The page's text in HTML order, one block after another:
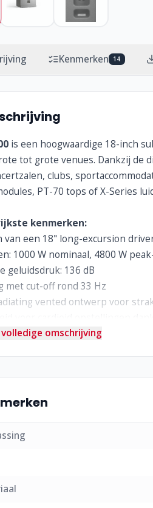
Kenmerken 14
is een hoogwaardige 18-inch
tot grote venues. Dankzij de
clubs,
PT-70 tops of X-Series
kenmerken:
van een 18" long-excursion
1000 W nominaal, 4800 W
geluidsdruk: 136 dB
met cut-off rond 33 Hz
vented ontwerp voor
multiplex-berken behuizing
in horizontale,
omschrijving